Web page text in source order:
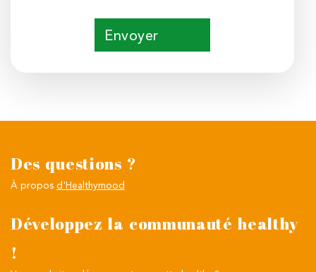
Envoyer
Des questions ?
À propos d'Healthymood
Développez la communauté healthy
!